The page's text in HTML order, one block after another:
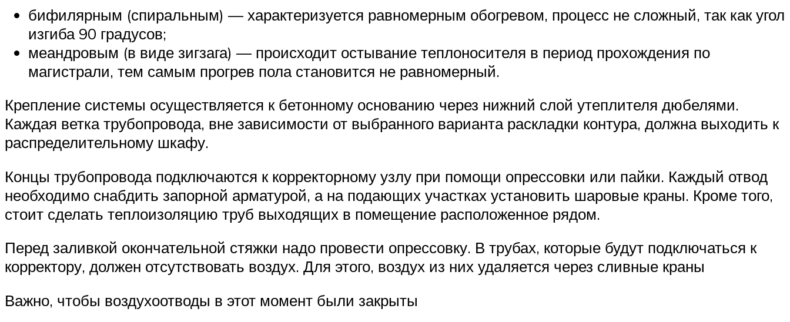
бифилярным (спиральным) — характеризуется равномерным обогревом, процесс не сложный, так как угол
изгиба 90 градусов;
меандровым (в виде зигзага) — происходит остывание теплоносителя в период прохождения по
магистрали, тем самым прогрев пола становится не равномерный.
Крепление системы осуществляется к бетонному основанию через нижний слой утеплителя дюбелями.
Каждая ветка трубопровода, вне зависимости от выбранного варианта раскладки контура, должна выходить к
распределительному шкафу.
Концы трубопровода подключаются к корректорному узлу при помощи опрессовки или пайки. Каждый отвод
необходимо снабдить запорной арматурой, а на подающих участках установить шаровые краны. Кроме того,
стоит сделать теплоизоляцию труб выходящих в помещение расположенное рядом.
Перед заливкой окончательной стяжки надо провести опрессовку. В трубах, которые будут подключаться к
корректору, должен отсутствовать воздух. Для этого, воздух из них удаляется через сливные краны
Важно, чтобы воздухоотводы в этот момент были закрыты